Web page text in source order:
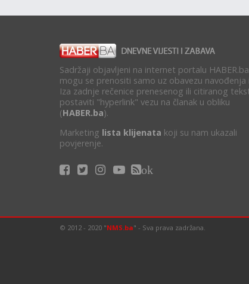
Sadržaji objavljeni na internet portalu HABER.ba
mogu se prenositi samo uz obavezu navođenja
Iza zadnje rečenice prenesenog ili citiranog
postaviti "hyperlink" vezu na članak u obliku
(HABER.ba).
Marketing lista klijenata koji su nam ukazali
povjerenje.
ok
© 2012 - 2020 "NMS.ba" - Sva prava zadržana.